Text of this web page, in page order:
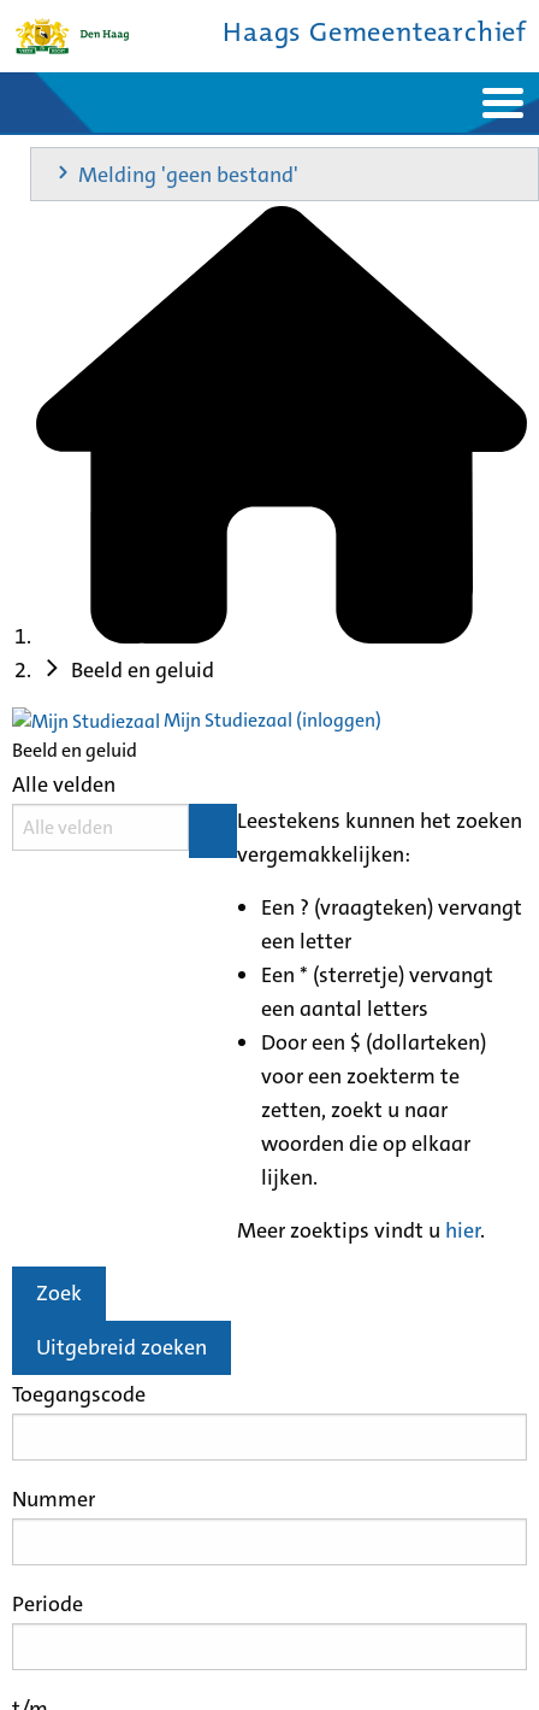
Haags Gemeentearchief
Home
Nieuws
Ontdek de stad
De studiezaal
Bronnen en collecties
Melding 'geen bestand'
Beeld en geluid
Mijn Studiezaal (inloggen)
Beeld en geluid
Alle velden
Leestekens kunnen het zoeken
vergemakkelijken:
Een ? (vraagteken) vervangt
een letter
Een * (sterretje) vervangt
een aantal letters
Door een $ (dollarteken)
voor een zoekterm te
zetten, zoekt u naar
woorden die op elkaar
lijken.
Meer zoektips vindt u hier.
Zoek
Uitgebreid zoeken
Toegangscode
Nummer
Periode